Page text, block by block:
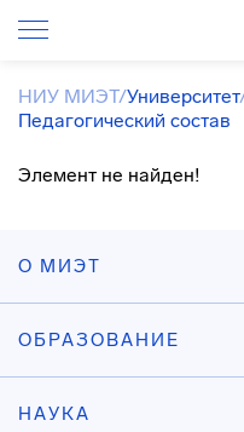
НИУ МИЭТ/Университет
Педагогический состав
Элемент не найден!
О МИЭТ
ОБРАЗОВАНИЕ
НАУКА